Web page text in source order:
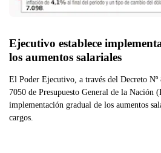
Ejecutivo establece
los aumentos salariales
El Poder Ejecutivo, a través del Decreto
7050 de Presupuesto General de la Nación
implementación gradual de los aumentos
cargos.